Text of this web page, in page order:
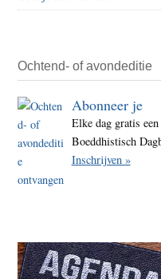
Ochtend- of avondeditie
Abonneer je
Elke dag gratis
Boeddhistisch
Inschrijven »